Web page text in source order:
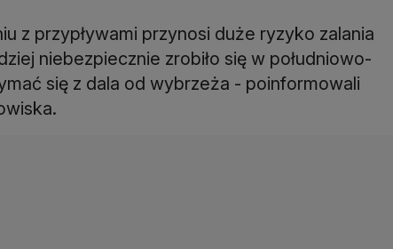
z przypływami przynosi duże ryzyko zalania
niebezpiecznie zrobiło się w południowo-
się z dala od wybrzeża - poinformowali